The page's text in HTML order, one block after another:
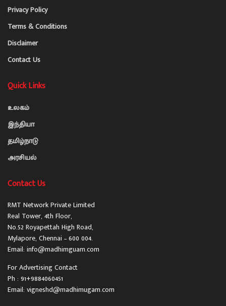
Privacy Policy
Terms & Conditions
Disclaimer
Contact Us
Quick Links
உலகம்
இந்தியா
தமிழ்நாடு
அரசியல்
Contact Us
RMT Network Private Limited
Real Tower, 4th Floor,
No.52 Royapettah High Road,
Mylapore, Chennai – 600 004.
Email: info@madhimguam.com
For Advertising Contact
Ph : 91+9884060451
Email: vigneshd@madhimugam.com